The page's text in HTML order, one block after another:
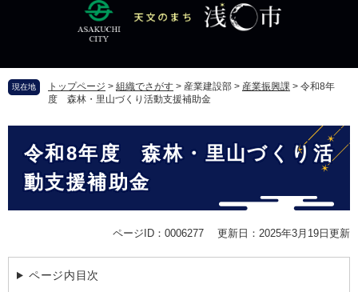
頭
す
飛
し
現在地 トップページ > 組織でさがす > 産業建設部 > 産業振興課 > 令和8年
度 森林・里山づくり活動支援補助金
令和8年度 森林・里山づくり活
動支援補助金
ページID：0006277 更新日：2025年3月19日更新
ページ内目次